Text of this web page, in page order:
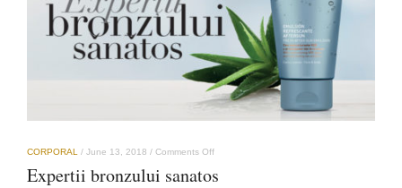
CORPORAL / June 13, 2018 / Comments Offon
bronzului
Expertii bronzului sanatos